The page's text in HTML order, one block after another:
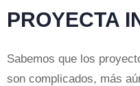
PROYECTA
Sabemos que los
son complicados, más